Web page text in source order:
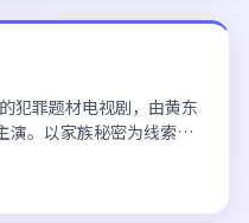
犯罪题材电视剧，由黄东
演。以家族秘密为线索，
22分钟/集